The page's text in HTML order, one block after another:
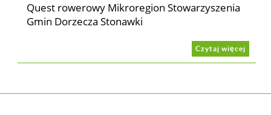
Quest rowerowy Mikroregion Stowarzyszenia
Gmin Dorzecza Stonawki
Czytaj więcej